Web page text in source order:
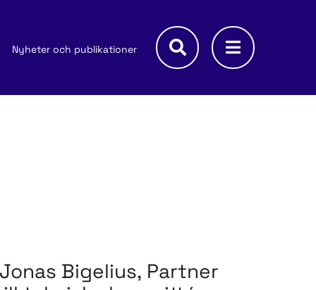
Nyheter och publikationer
Bigelius, Partner